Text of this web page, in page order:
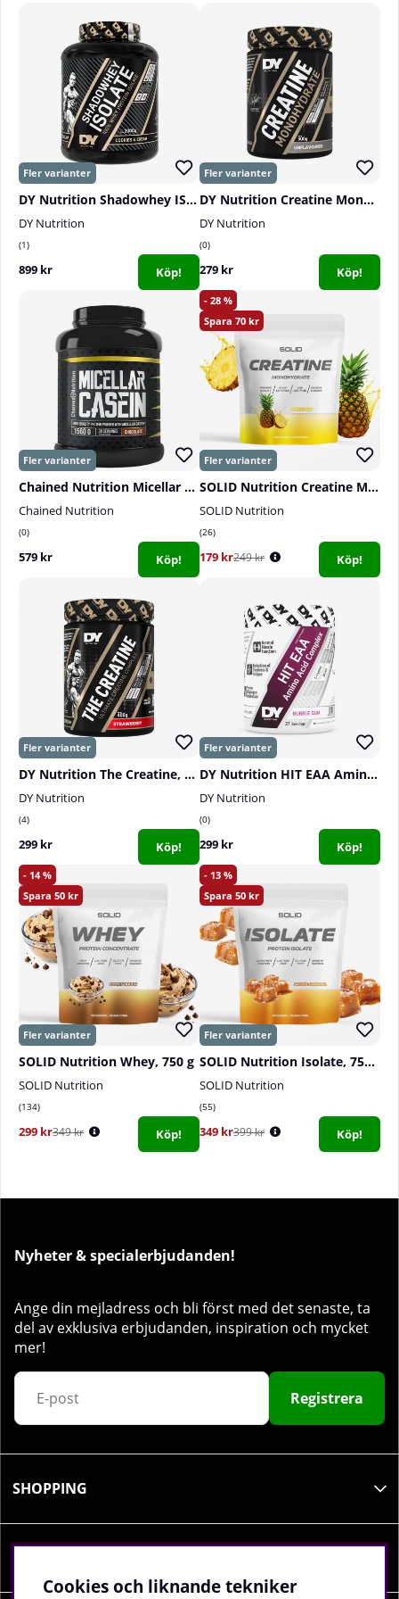
DY Nutrition Shadowhey ISOLATE, 2 kg
DY Nutrition
1
899 kr Köp!
DY Nutrition Creatine Monohydrate, 300 g
DY Nutrition
0
279 kr Köp!
Chained Nutrition Micellar Casein, 1560 g
Chained Nutrition
0
579 kr Köp!
28
70
SOLID Nutrition Creatine Monohydrate, 400 g
SOLID Nutrition
26
179 kr249 kr Köp!
DY Nutrition The Creatine, 400 g
DY Nutrition
4
299 kr Köp!
DY Nutrition HIT EAA Amino Acid Complex, 360 g
DY Nutrition
0
299 kr Köp!
14
50
SOLID Nutrition Whey, 750 g
SOLID Nutrition
134
299 kr349 kr Köp!
13
50
SOLID Nutrition Isolate, 750 g
SOLID Nutrition
55
349 kr399 kr Köp!
Nyheter & specialerbjudanden!
Ange din mejladress och bli först med det senaste, ta
del av exklusiva erbjudanden, inspiration och mycket
mer!
Registrera
SHOPPING
Cookies och liknande tekniker